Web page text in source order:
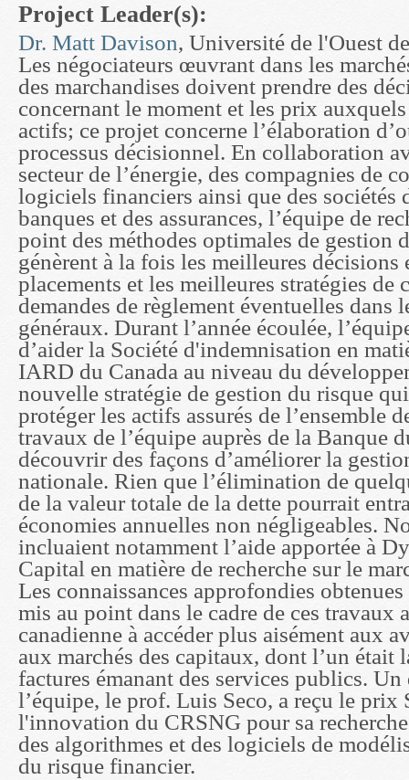
Project Leader(s):
Dr. Matt Davison, Université de l'Ouest
Les négociateurs œuvrant dans les
des marchandises doivent prendre des
concernant le moment et les prix
actifs; ce projet concerne l’élaboration
processus décisionnel. En collaboration
secteur de l’énergie, des compagnies de
logiciels financiers ainsi que des sociétés
banques et des assurances, l’équipe de
point des méthodes optimales de gestion
génèrent à la fois les meilleures décisions
placements et les meilleures stratégies de
demandes de règlement éventuelles dans
généraux. Durant l’année écoulée,
d’aider la Société d'indemnisation en
IARD du Canada au niveau du
nouvelle stratégie de gestion du risque
protéger les actifs assurés de l’ensemble
travaux de l’équipe auprès de la Banque
découvrir des façons d’améliorer la
nationale. Rien que l’élimination de
de la valeur totale de la dette pourrait
économies annuelles non négligeables.
incluaient notamment l’aide apportée à
Capital en matière de recherche sur le
Les connaissances approfondies
mis au point dans le cadre de ces travaux
canadienne à accéder plus aisément aux
aux marchés des capitaux, dont l’un était
factures émanant des services publics. Un
l’équipe, le prof. Luis Seco, a reçu le prix
l'innovation du CRSNG pour sa
des algorithmes et des logiciels de
du risque financier.